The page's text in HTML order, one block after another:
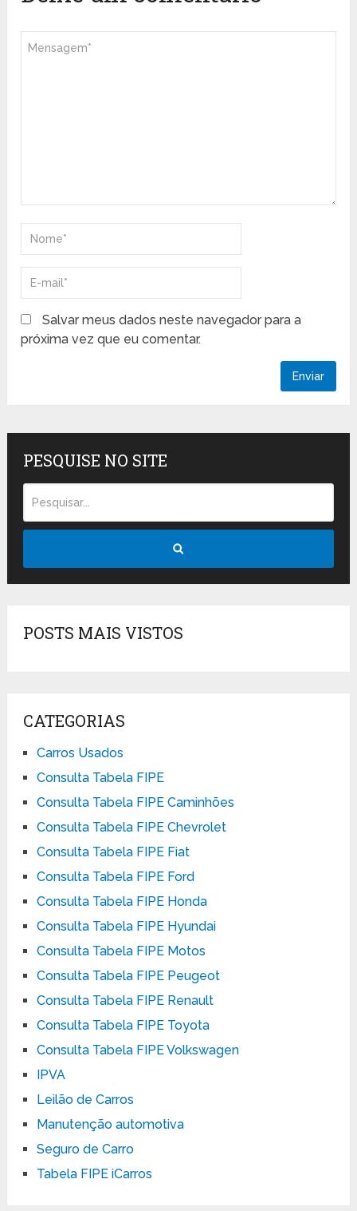
Salvar meus dados neste navegador para a
próxima vez que eu comentar.
PESQUISE NO SITE
POSTS MAIS VISTOS
CATEGORIAS
Carros Usados
Consulta Tabela FIPE
Consulta Tabela FIPE Caminhões
Consulta Tabela FIPE Chevrolet
Consulta Tabela FIPE Fiat
Consulta Tabela FIPE Ford
Consulta Tabela FIPE Honda
Consulta Tabela FIPE Hyundai
Consulta Tabela FIPE Motos
Consulta Tabela FIPE Peugeot
Consulta Tabela FIPE Renault
Consulta Tabela FIPE Toyota
Consulta Tabela FIPE Volkswagen
IPVA
Leilão de Carros
Manutenção automotiva
Seguro de Carro
Tabela FIPE iCarros